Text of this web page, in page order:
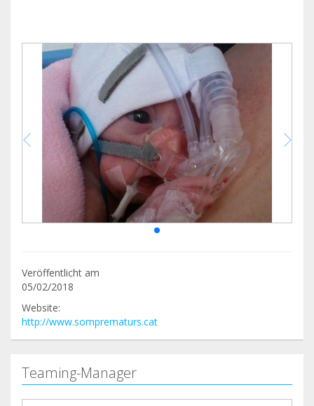
Veröffentlicht am
05/02/2018
Website:
http://www.somprematurs.cat
Teaming-Manager